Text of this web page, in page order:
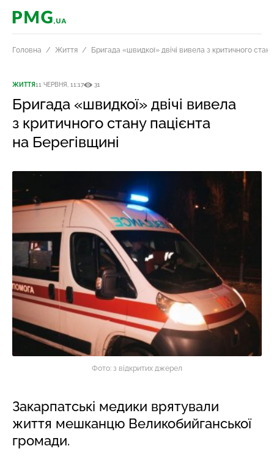
PMG.ua
Головна Життя Бригада «швидкої» двічі вивела з критичного
ЖИТТЯ11 ЧЕРВНЯ, 11:17 31
Бригада «швидкої» двічі вивела
з критичного стану пацієнта
на Берегівщині
Фото: з відкритих джерел
Закарпатські медики врятували
життя мешканцю Великобийганської
громади.